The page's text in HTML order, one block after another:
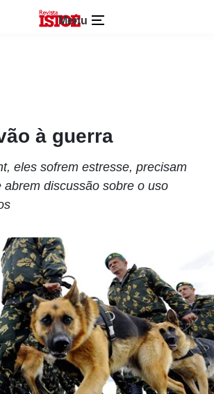
Menu
à guerra
eles sofrem estresse, precisam
abrem discussão sobre o uso